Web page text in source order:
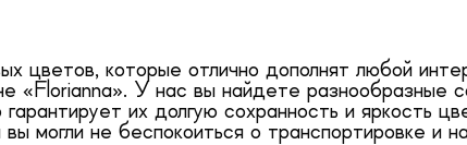
цветов, которые отлично дополнят любой
«Florianna». У нас вы найдете разнообразные
их долгую сохранность и яркость
могли не беспокоиться о транспортировке и